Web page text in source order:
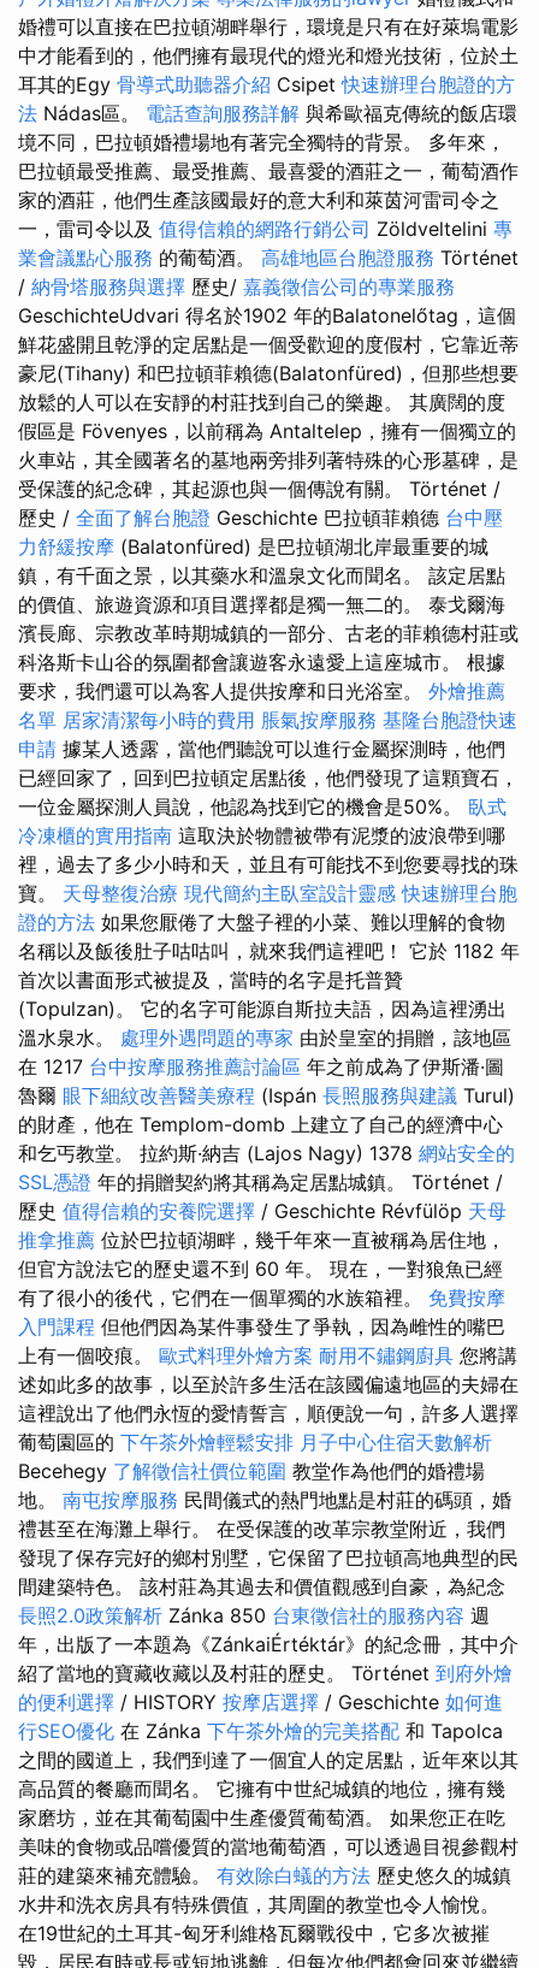
婚禮可以直接在巴拉頓湖畔舉行，環境是只有在好萊塢電影
中才能看到的，他們擁有最現代的燈光和燈光技術，位於土
耳其的Egy 骨導式助聽器介紹 Csipet快速辦理台胞證的方
法 Nádas區。 電話查詢服務詳解 與希歐福克傳統的飯店環
境不同，巴拉頓婚禮場地有著完全獨特的背景。 多年來，
巴拉頓最受推薦、最受推薦、最喜愛的酒莊之一，葡萄酒作
家的酒莊，他們生產該國最好的意大利和萊茵河雷司令之
一，雷司令以及 值得信賴的網路行銷公司 Zöldveltelini 專
業會議點心服務 的葡萄酒。 高雄地區台胞證服務 Történet
/ 納骨塔服務與選擇 歷史/ 嘉義徵信公司的專業服務
GeschichteUdvari 得名於1902 年的Balatonelőtag，這個
鮮花盛開且乾淨的定居點是一個受歡迎的度假村，它靠近蒂
豪尼(Tihany) 和巴拉頓菲賴德(Balatonfüred)，但那些想要
放鬆的人可以在安靜的村莊找到自己的樂趣。 其廣闊的度
假區是 Fövenyes，以前稱為 Antaltelep，擁有一個獨立的
火車站，其全國著名的墓地兩旁排列著特殊的心形墓碑，是
受保護的紀念碑，其起源也與一個傳說有關。 Történet /
歷史 / 全面了解台胞證 Geschichte 巴拉頓菲賴德 台中壓
力舒緩按摩 (Balatonfüred) 是巴拉頓湖北岸最重要的城
鎮，有千面之景，以其藥水和溫泉文化而聞名。 該定居點
的價值、旅遊資源和項目選擇都是獨一無二的。 泰戈爾海
濱長廊、宗教改革時期城鎮的一部分、古老的菲賴德村莊或
科洛斯卡山谷的氛圍都會讓遊客永遠愛上這座城市。 根據
要求，我們還可以為客人提供按摩和日光浴室。 外燴推薦
名單 居家清潔每小時的費用 脹氣按摩服務 基隆台胞證快速
申請 據某人透露，當他們聽說可以進行金屬探測時，他們
已經回家了，回到巴拉頓定居點後，他們發現了這顆寶石，
一位金屬探測人員說，他認為找到它的機會是50%。 臥式
冷凍櫃的實用指南 這取決於物體被帶有泥漿的波浪帶到哪
裡，過去了多少小時和天，並且有可能找不到您要尋找的珠
寶。 天母整復治療 現代簡約主臥室設計靈感 快速辦理台胞
證的方法 如果您厭倦了大盤子裡的小菜、難以理解的食物
名稱以及飯後肚子咕咕叫，就來我們這裡吧！ 它於 1182 年
首次以書面形式被提及，當時的名字是托普贊
(Topulzan)。 它的名字可能源自斯拉夫語，因為這裡湧出
溫水泉水。 處理外遇問題的專家 由於皇室的捐贈，該地區
在 1217 台中按摩服務推薦討論區 年之前成為了伊斯潘·圖
魯爾 眼下細紋改善醫美療程 (Ispán 長照服務與建議 Turul)
的財產，他在 Templom-domb 上建立了自己的經濟中心
和乞丐教堂。 拉約斯·納吉 (Lajos Nagy) 1378 網站安全的
SSL憑證 年的捐贈契約將其稱為定居點城鎮。 Történet /
歷史 值得信賴的安養院選擇 / Geschichte Révfülöp 天母
推拿推薦 位於巴拉頓湖畔，幾千年來一直被稱為居住地，
但官方說法它的歷史還不到 60 年。 現在，一對狼魚已經
有了很小的後代，它們在一個單獨的水族箱裡。 免費按摩
入門課程 但他們因為某件事發生了爭執，因為雌性的嘴巴
上有一個咬痕。 歐式料理外燴方案 耐用不鏽鋼廚具 您將講
述如此多的故事，以至於許多生活在該國偏遠地區的夫婦在
這裡說出了他們永恆的愛情誓言，順便說一句，許多人選擇
葡萄園區的 下午茶外燴輕鬆安排 月子中心住宿天數解析
Becehegy 了解徵信社價位範圍 教堂作為他們的婚禮場
地。 南屯按摩服務 民間儀式的熱門地點是村莊的碼頭，婚
禮甚至在海灘上舉行。 在受保護的改革宗教堂附近，我們
發現了保存完好的鄉村別墅，它保留了巴拉頓高地典型的民
間建築特色。 該村莊為其過去和價值觀感到自豪，為紀念
長照2.0政策解析 Zánka 850 台東徵信社的服務內容 週
年，出版了一本題為《ZánkaiÉrtéktár》的紀念冊，其中介
紹了當地的寶藏收藏以及村莊的歷史。 Történet 到府外燴
的便利選擇 / HISTORY 按摩店選擇 / Geschichte 如何進
行SEO優化 在 Zánka 下午茶外燴的完美搭配 和 Tapolca
之間的國道上，我們到達了一個宜人的定居點，近年來以其
高品質的餐廳而聞名。 它擁有中世紀城鎮的地位，擁有幾
家磨坊，並在其葡萄園中生產優質葡萄酒。 如果您正在吃
美味的食物或品嚐優質的當地葡萄酒，可以透過目視參觀村
莊的建築來補充體驗。 有效除白蟻的方法 歷史悠久的城鎮
水井和洗衣房具有特殊價值，其周圍的教堂也令人愉悅。
在19世紀的土耳其-匈牙利維格瓦爾戰役中，它多次被摧
毀，居民有時或長或短地逃離，但每次他們都會回來並繼續